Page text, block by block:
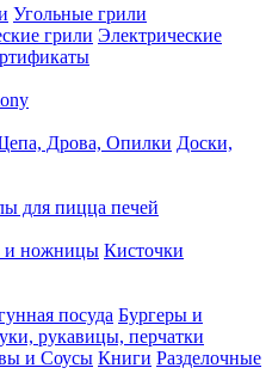
Угольные грили
грили Электрические
Дрова, Опилки Доски,
для пицца печей
ножницы Кисточки
посуда Бургеры и
рукавицы, перчатки
и Соусы Книги Разделочные